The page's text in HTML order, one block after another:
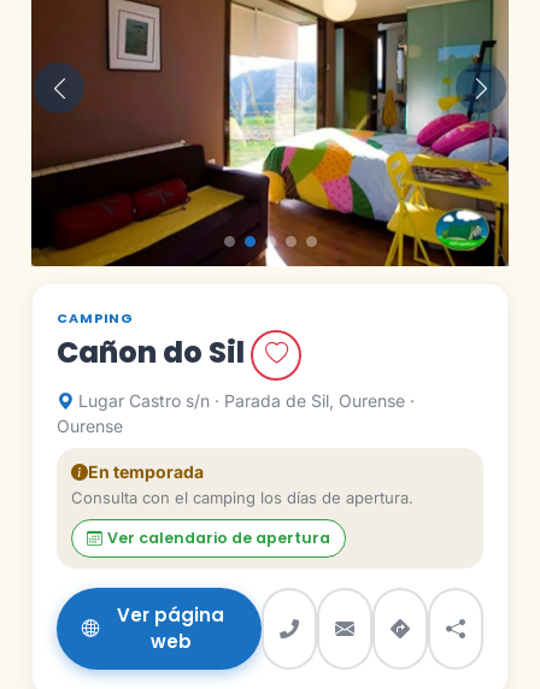
Anterior
CAMPING
Cañon do Sil
Lugar Castro s/n · Parada de Sil, Ourense ·
Ourense
En temporada
Consulta con el camping los días de apertura.
Ver calendario de apertura
Ver página
web